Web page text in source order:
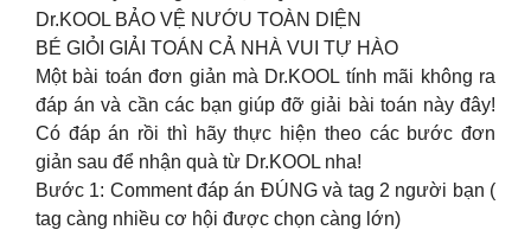
Dr.KOOL BẢO VỆ NƯỚU TOÀN DIỆN
BÉ GIỎI GIẢI TOÁN CẢ NHÀ VUI TỰ HÀO
Một bài toán đơn giản mà Dr.KOOL tính mãi không ra
đáp án và cần các bạn giúp đỡ giải bài toán này đây!
Có đáp án rồi thì hãy thực hiện theo các bước đơn
giản sau để nhận quà từ Dr.KOOL nha!
Bước 1: Comment đáp án ĐÚNG và tag 2 người bạn (
tag càng nhiều cơ hội được chọn càng lớn)